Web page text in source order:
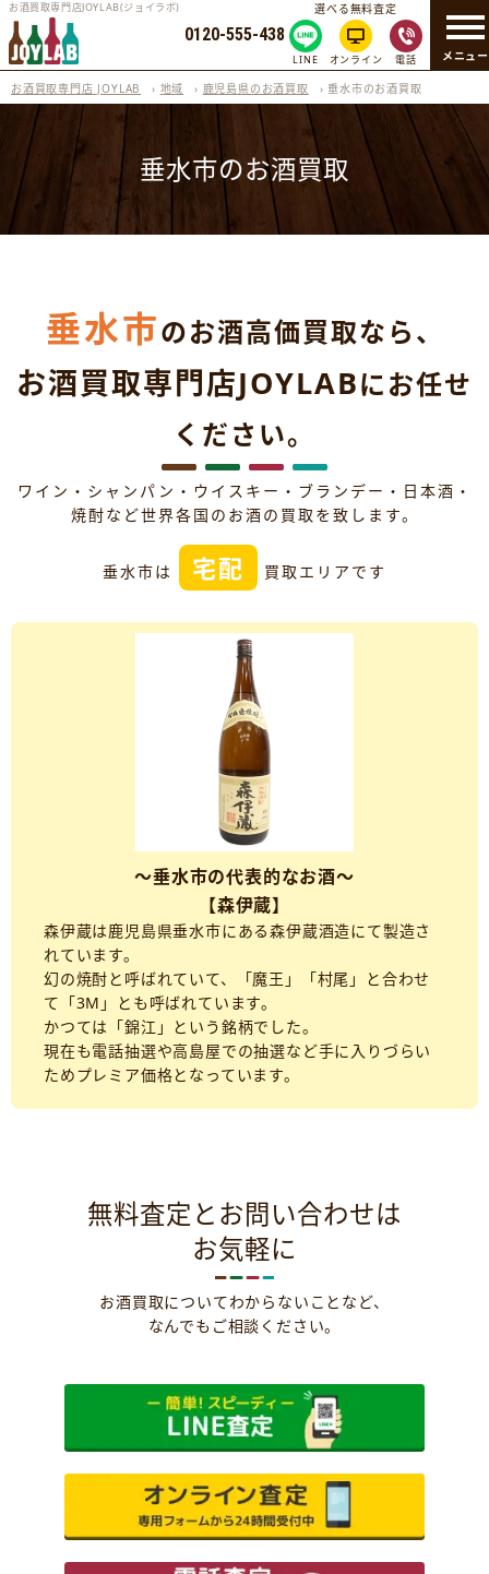
メニュー
お酒買取専門店JOYLAB(ジョイラボ)
0120-555-438
選べる無料査定
LINE オンライン 電話
お酒買取専門店 JOYLAB › 地域 › 鹿児島県のお酒買取 ›垂水市のお酒買取
垂水市のお酒買取
垂水市のお酒高価買取なら、
お酒買取専門店JOYLABにお任せ
ください。
ワイン・シャンパン・ウイスキー・ブランデー・日本酒・
焼酎など世界各国のお酒の買取を致します。
垂水市は 宅配 買取エリアです
～垂水市の代表的なお酒～
【森伊蔵】
森伊蔵は鹿児島県垂水市にある森伊蔵酒造にて製造さ
れています。
幻の焼酎と呼ばれていて、「魔王」「村尾」と合わせ
て「3M」とも呼ばれています。
かつては「錦江」という銘柄でした。
現在も電話抽選や高島屋での抽選など手に入りづらい
ためプレミア価格となっています。
無料査定とお問い合わせは
お気軽に
お酒買取についてわからないことなど、
なんでもご相談ください。